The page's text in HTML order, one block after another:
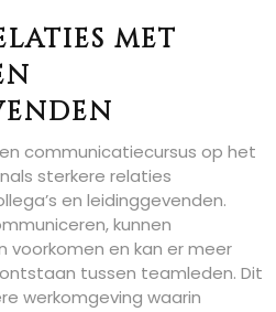
met
communicatiecursus op het
sterkere relaties
en leidinggevenden.
kunnen
voorkomen en kan er meer
tussen teamleden. Dit
werkomgeving waarin